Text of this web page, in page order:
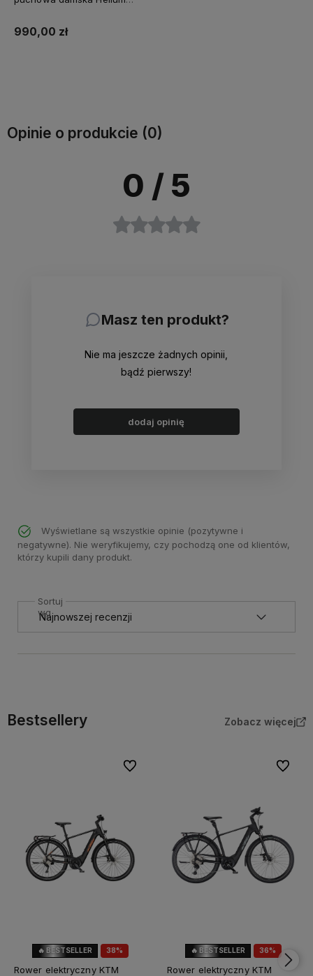
990,00 zł
Opinie o produkcie (0)
0 / 5
Masz ten produkt?
Nie ma jeszcze żadnych opinii,
bądź pierwszy!
dodaj opinię
Wyświetlane są wszystkie opinie (pozytywne i
negatywne). Nie weryfikujemy, czy pochodzą one od klientów,
którzy kupili dany produkt.
Sortuj
wg
Bestsellery Zobacz więcej
38%
🔥 BESTSELLER
Rower elektryczny KTM
Do ulubionych
36%
🔥 BESTSELLER
Rower elektryczny KTM
Do